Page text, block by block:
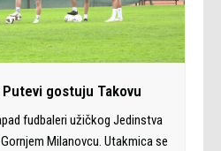
gostuju Takovu
fudbaleri užičkog Jedinstva
Milanovcu. Utakmica se